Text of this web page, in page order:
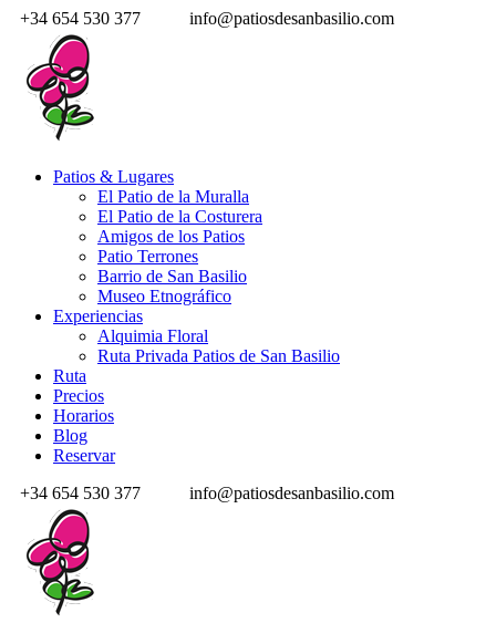
+34 654 530 377 info@patiosdesanbasilio.com
Patios & Lugares
El Patio de la Muralla
El Patio de la Costurera
Amigos de los Patios
Patio Terrones
Barrio de San Basilio
Museo Etnográfico
Experiencias
Alquimia Floral
Ruta Privada Patios de San Basilio
Ruta
Precios
Horarios
Blog
Reservar
+34 654 530 377
info@patiosdesanbasilio.com